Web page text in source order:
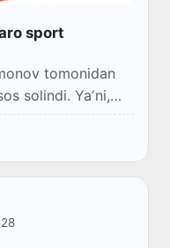
sport
tomonidan
solindi. Yaʼni,
SYSTEMS